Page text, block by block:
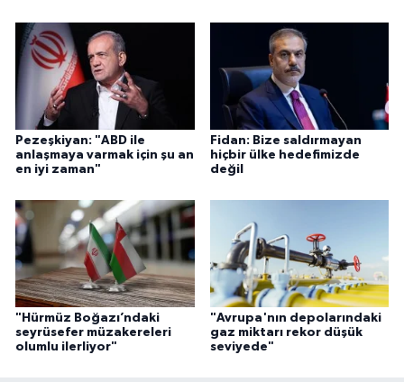
Pezeşkiyan: "ABD ile
anlaşmaya varmak için şu an
en iyi zaman"
Fidan: Bize saldırmayan
hiçbir ülke hedefimizde
değil
"Hürmüz Boğazı’ndaki
seyrüsefer müzakereleri
olumlu ilerliyor"
"Avrupa'nın depolarındaki
gaz miktarı rekor düşük
seviyede"